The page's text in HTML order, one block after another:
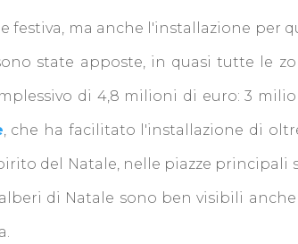
ma anche l'installazione per
state apposte, in quasi tutte le
di 4,8 milioni di euro: 3
, che ha facilitato l'installazione di
del Natale, nelle piazze
di Natale sono ben visibili anche